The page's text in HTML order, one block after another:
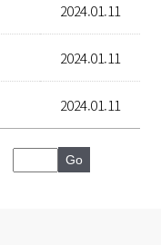
2024.01.11
2024.01.11
2024.01.11